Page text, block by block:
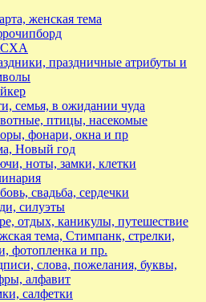
женская тема
праздничные атрибуты и
семья, в ожидании чуда
птицы, насекомые
фонари, окна и пр
Новый год
ноты, замки, клетки
свадьба, сердечки
силуэты
отдых, каникулы, путешествие
тема, Стимпанк, стрелки,
фотопленка и пр.
слова, пожелания, буквы,
алфавит
салфетки